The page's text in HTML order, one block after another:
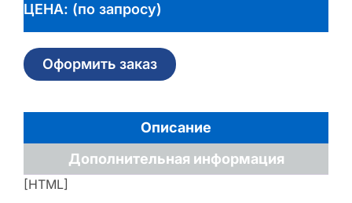
ЦЕНА: (по запросу)
Оформить заказ
Описание
Дополнительная информация
[HTML]